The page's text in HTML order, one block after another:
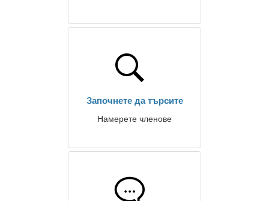
Започнете да търсите
Намерете членове